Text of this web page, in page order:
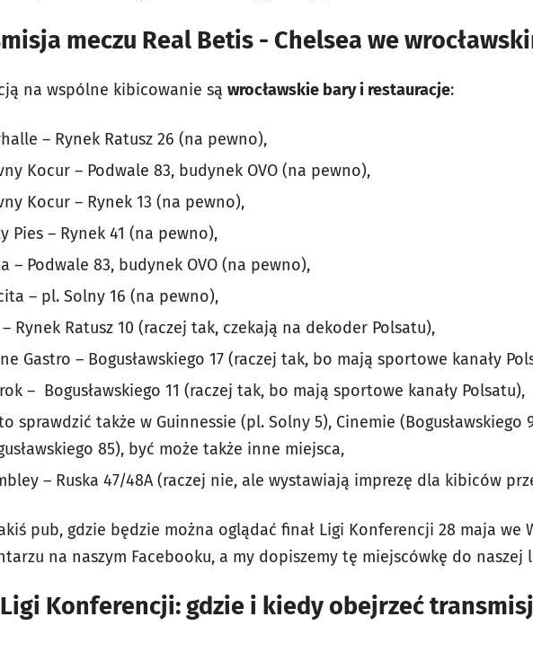
meczu Real Betis - Chelsea we
na wspólne kibicowanie są wrocławskie bary i restauracje:
– Rynek Ratusz 26 (na pewno),
Kocur – Podwale 83, budynek OVO (na pewno),
Kocur – Rynek 13 (na pewno),
Pies – Rynek 41 (na pewno),
– Podwale 83, budynek OVO (na pewno),
– pl. Solny 16 (na pewno),
– Rynek Ratusz 10 (raczej tak, czekają na dekoder Polsatu),
Gastro – Bogusławskiego 17 (raczej tak, bo mają sportowe kanały
– Bogusławskiego 11 (raczej tak, bo mają sportowe kanały Polsatu),
sprawdzić także w Guinnessie (pl. Solny 5), Cinemie (Bogusławskiego
85), być może także inne miejsca,
– Ruska 47/48A (raczej nie, ale wystawiają imprezę dla kibiców
pub, gdzie będzie można oglądać finał Ligi Konferencji 28 maja we
na naszym Facebooku, a my dopiszemy tę miejscówkę do naszej
Ligi Konferencji: gdzie i kiedy obejrzeć